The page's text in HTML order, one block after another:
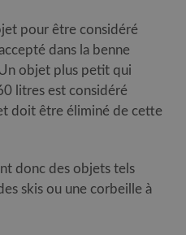
pour être considéré
dans la benne
objet plus petit qui
litres est considéré
doit être éliminé de cette
donc des objets tels
skis ou une corbeille à